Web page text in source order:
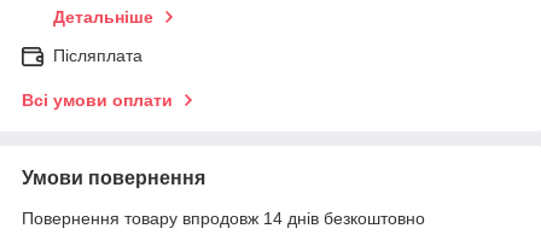
Детальніше
Післяплата
Всі умови оплати
Умови повернення
Повернення товару впродовж 14 днів безкоштовно